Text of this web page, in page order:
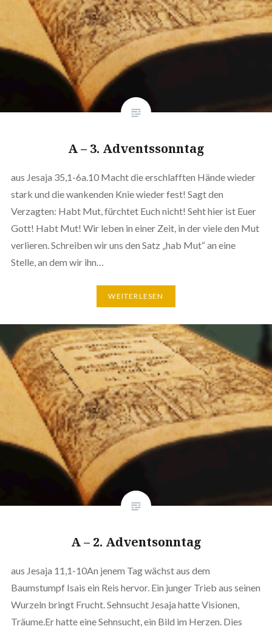
A – 3. Adventssonntag
aus Jesaja 35,1-6a.10 Macht die erschlafften Hände wieder
stark und die wankenden Knie wieder fest! Sagt den
Verzagten: Habt Mut, fürchtet Euch nicht! Seht hier ist Euer
Gott! Habt Mut! Wir leben in einer Zeit, in der viele den Mut
verlieren. Schreiben wir uns den Satz „hab Mut“ an eine
Stelle, an dem wir ihn…
WEITERLESEN
A – 2. Adventsonntag
aus Jesaja 11,1-10An jenem Tag wächst aus dem
Baumstumpf Isais ein Reis hervor. Ein junger Trieb aus seinen
Wurzeln bringt Frucht. Sehnsucht Jesaja hatte Visionen,
Träume.Er hatte eine Sehnsucht, ein Bild im Herzen. Dies